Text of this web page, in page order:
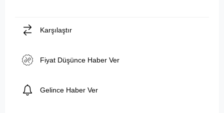
Karşılaştır
Fiyat Düşünce Haber Ver
Gelince Haber Ver